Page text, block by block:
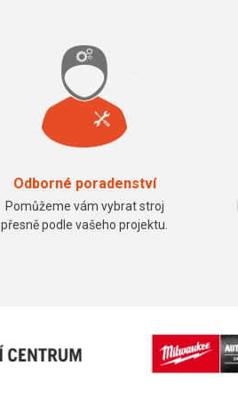
Odborné poradenství
Pomůžeme vám vybrat stroj
přesně podle vašeho projektu.